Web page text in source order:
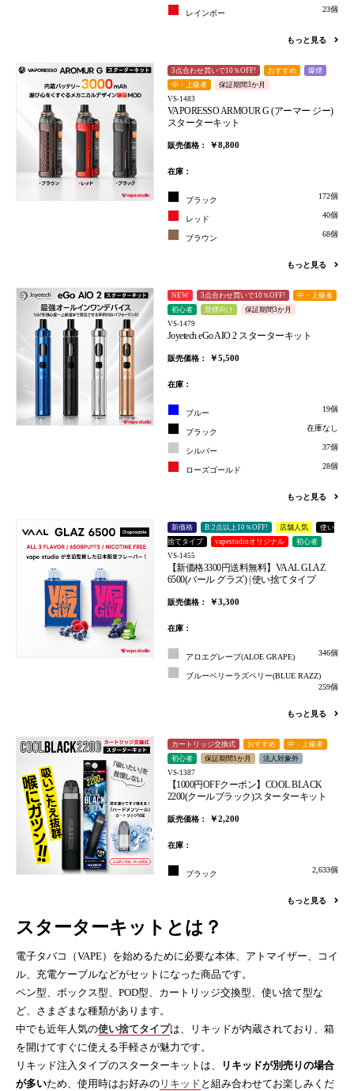
レインボー 23個
もっと見る
3点合わせ買いで10％OFF! おすすめ
爆煙
中・上級者
保証期間3か月
VS-1483
VAPORESSO ARMOUR G (アーマー ジー)
スターターキット
販売価格： ￥8,800
在庫：
ブラック 172個
レッド 40個
ブラウン 68個
もっと見る
NEW 3点合わせ買いで10％OFF!
中・上級者
初心者
禁煙向け
保証期間3か月
VS-1479
Joyetech eGo AIO 2 スターターキット
販売価格： ￥5,500
在庫：
ブルー 19個
ブラック 在庫なし
シルバー 37個
ローズゴールド 28個
もっと見る
新価格 B:2点以上10％OFF! 店舗人気
使い
捨てタイプ
vapestudioオリジナル
初心者
VS-1455
【新価格3300円送料無料】VAAL GLAZ
6500(バール グラズ) | 使い捨てタイプ
販売価格： ￥3,300
在庫：
アロエグレープ(ALOE GRAPE) 346個
ブルーベリーラズベリー(BLUE RAZZ)
259個
もっと見る
カートリッジ交換式 おすすめ
中・上級者
初心者
保証期間1か月
法人対象外
VS-1387
【1000円OFFクーポン】COOL BLACK
2200(クールブラック)スターターキット
販売価格： ￥2,200
在庫：
ブラック 2,633個
もっと見る
スターターキットとは？
電子タバコ（VAPE）を始めるために必要な本体、アトマイザー、コイ
ル、充電ケーブルなどがセットになった商品です。
ペン型、ボックス型、POD型、カートリッジ交換型、使い捨て型な
ど、さまざまな種類があります。
中でも近年人気の使い捨てタイプは、リキッドが内蔵されており、箱
を開けてすぐに使える手軽さが魅力です。
リキッド注入タイプのスターターキットは、
リキッドが別売りの場合
が多いため、使用時はお好みの リキッド と組み合わせてお楽しみくだ